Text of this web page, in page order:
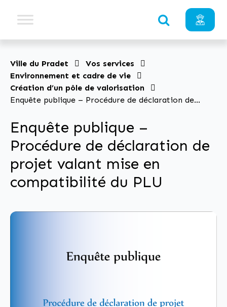
Ville du Pradet
Vos services
Environnement et cadre de vie
Création d’un pôle de valorisation
Enquête publique – Procédure de déclaration de
Enquête publique –
Procédure de déclaration de
projet valant mise en
compatibilité du PLU